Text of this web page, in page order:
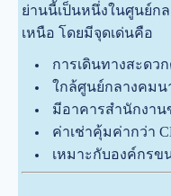
ย่านนี้เป็นหนึ่งในศูนย์ก
เหนือ โดยมีจุดเด่นคือ
การเดินทางสะดว
ใกล้ศูนย์กลางคม
มีอาคารสำนักงา
ค่าเช่าคุ้มค่ากว่า
เหมาะกับองค์กรข